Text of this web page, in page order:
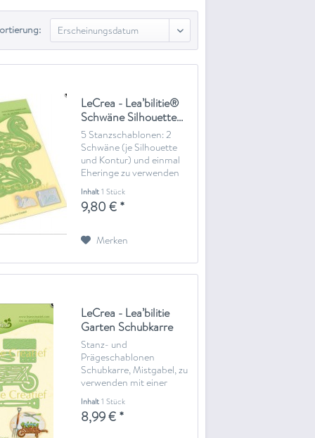
LeCrea - Lea’bilitie®
Schwäne Silhouette...
5 Stanzschablonen: 2
Schwäne (je Silhouette
und Kontur) und einmal
Eheringe zu verwenden
mit einer Stanz- und
Prägemaschine
Inhalt1 Stück
9,80 € *
Merken
LeCrea - Lea’bilitie
Garten Schubkarre
Präge-...
Stanz- und
Prägeschablonen
Schubkarre, Mistgabel, zu
verwenden mit einer
Stanz- und
Prägemaschine (zum
Prägen sind eventuell
Inhalt1 Stück
8,99 € *